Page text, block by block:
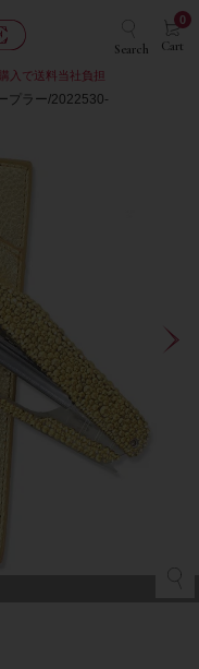
Search Cart
0
入で送料当社負担
プラー/2022530-